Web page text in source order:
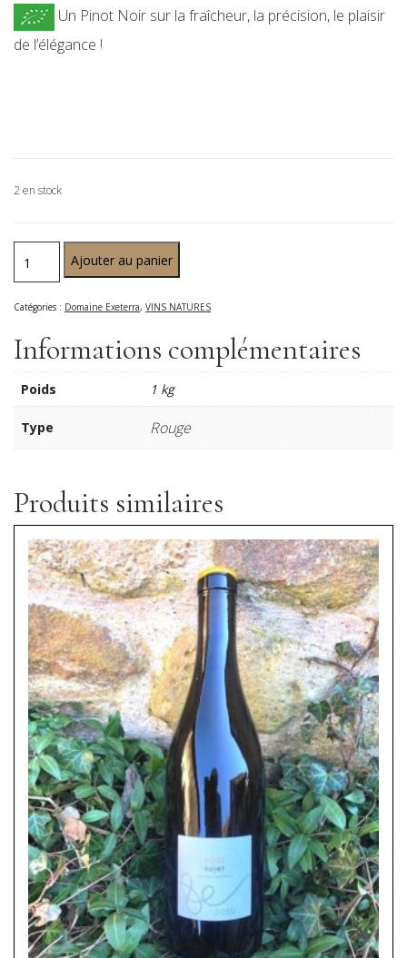
Un Pinot Noir sur la fraîcheur, la précision, le plaisir
de l’élégance !
2 en stock
Ajouter au panier
Catégories : Domaine Exeterra, VINS NATURES
Informations complémentaires
Poids 1 kg
Type Rouge
Produits similaires